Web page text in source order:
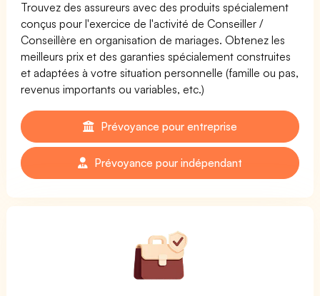
Trouvez des assureurs avec des produits spécialement
conçus pour l'exercice de l'activité de Conseiller /
Conseillère en organisation de mariages. Obtenez les
meilleurs prix et des garanties spécialement construites
et adaptées à votre situation personnelle (famille ou pas,
revenus importants ou variables, etc.)
Prévoyance pour entreprise
Prévoyance pour indépendant